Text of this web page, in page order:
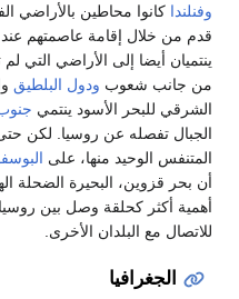
وفنلندا كانوا محاطين بالأراضي
قدم من خلال إقامة عاصمتهم
ينتميان أيضا إلى الأراضي التي
من جانب شعوب ودول البلطيق
الشرقي للبحر الأسود ينتمي جنوب
الجبال تفصله عن روسيا. لكن حتى
المتنفس الوحيد منها، على
أن بحر قزوين، البحيرة الضحلة
أهمية أكثر كحلقة وصل بين
للاتصال مع البلدان الأخرى.
الجغرافيا